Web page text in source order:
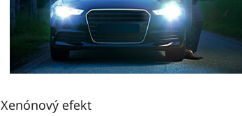
Xenónový efekt